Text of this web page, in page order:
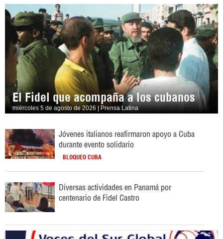
El Fidel que acompaña a los cubanos
miércoles 5 de agosto de 2026 | Prensa Latina
Jóvenes italianos reafirmaron apoyo a Cuba
durante evento solidario
BLOQUEO CUBA
Diversas actividades en Panamá por
centenario de Fidel Castro